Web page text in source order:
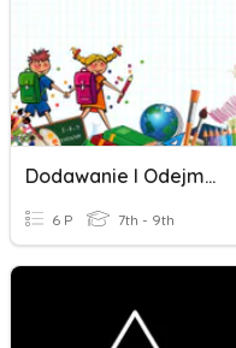
Dodawanie I Odejmowanie
6 P 7th - 9th